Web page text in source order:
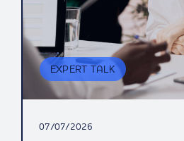
EXPERT TALK
07/07/2026